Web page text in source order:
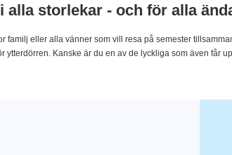
storlekar - och för alla
familj eller alla vänner som vill resa på semester
ytterdörren. Kanske är du en av de lyckliga som även får